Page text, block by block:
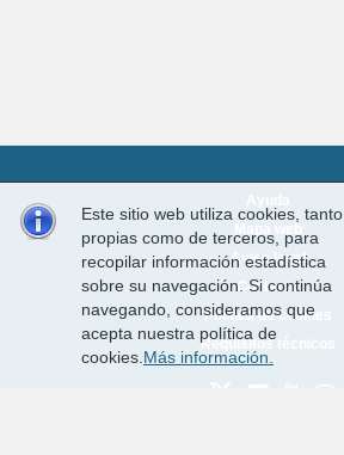
Este sitio web utiliza cookies, tanto
propias como de terceros, para
recopilar información estadística
sobre su navegación. Si continúa
navegando, consideramos que
acepta nuestra política de
cookies. Más información.
Aviso legal
Contacto
Política de cookies
Requisitos técnicos